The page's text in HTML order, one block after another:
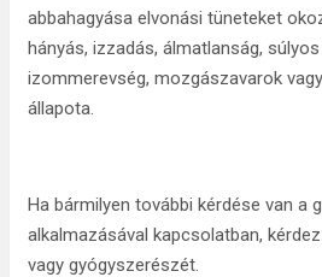
abbahagyása elvonási tüneteket
hányás, izzadás, álmatlanság,
izommerevség, mozgászavarok
állapota.
Ha bármilyen további kérdése van a
alkalmazásával kapcsolatban,
vagy gyógyszerészét.